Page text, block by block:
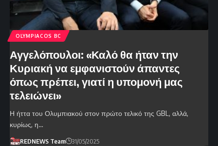
OLYMPIACOS BC
Αγγελόπουλοι: «Καλό θα ήταν την
Κυριακή να εμφανιστούν άπαντες
όπως πρέπει, γιατί η υπομονή μας
τελειώνει»
Η ήττα του Ολυμπιακού στον πρώτο τελικό της GBL, αλλά,
κυρίως, η…
REDNEWS Team 31/05/2025